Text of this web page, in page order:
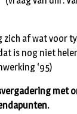
zich af wat voor
is nog niet
‘95)
met